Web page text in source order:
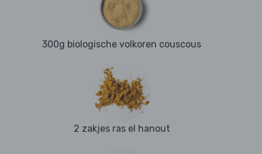
300g biologische volkoren couscous
2 zakjes ras el hanout